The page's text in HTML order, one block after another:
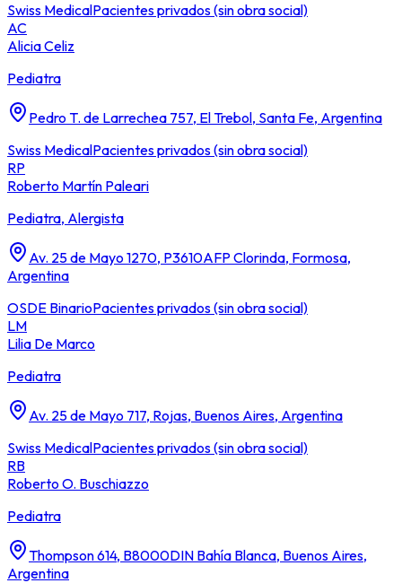
Swiss MedicalPacientes privados (sin obra social)
AC
Alicia Celiz
Pediatra
Pedro T. de Larrechea 757, El Trebol, Santa Fe, Argentina
Swiss MedicalPacientes privados (sin obra social)
RP
Roberto Martín Paleari
Pediatra, Alergista
Av. 25 de Mayo 1270, P3610AFP Clorinda, Formosa,
Argentina
OSDE BinarioPacientes privados (sin obra social)
LM
Lilia De Marco
Pediatra
Av. 25 de Mayo 717, Rojas, Buenos Aires, Argentina
Swiss MedicalPacientes privados (sin obra social)
RB
Roberto O. Buschiazzo
Pediatra
Thompson 614, B8000DIN Bahía Blanca, Buenos Aires,
Argentina